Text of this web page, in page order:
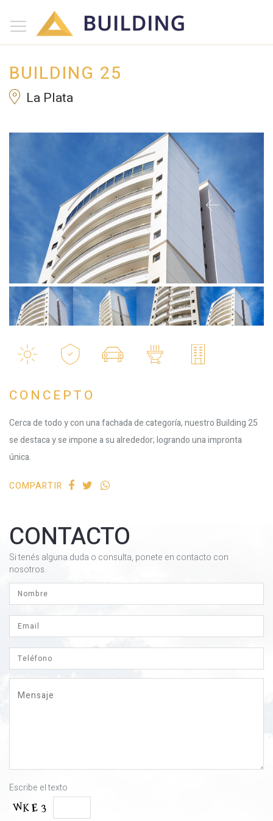
Inicio
Nosotros
Edificios
Blog
(+54) 221 525-1111
BUILDING 25
La Plata
CONCEPTO
Cerca de todo y con una fachada de categoría, nuestro Building 25
se destaca y se impone a su alrededor; logrando una impronta
única.
COMPARTIR
CONTACTO
Si tenés alguna duda o consulta, ponete en contacto con
nosotros.
Escribe el texto